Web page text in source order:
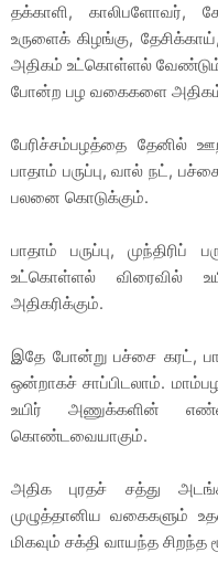
தக்காளி, காலிபளோவர்,
உருளைக் கிழங்கு,
அதிகம் உட்கொள்ளல்
போன்ற பழ வகைகளை
பேரிச்சம்பழத்தை தேனில்
பாதாம் பருப்பு, வால் நட்,
பலனை கொடுக்கும்.
பாதாம் பருப்பு, முந்திரிப்
உட்கொள்ளல் விரைவில்
அதிகரிக்கும்.
இதே போன்று பச்சை கரட்,
ஒன்றாகச் சாப்பிடலாம்.
உயிர் அணுக்களின்
கொண்டவையாகும்.
அதிக புரதச் சத்து
முழுத்தானிய வகைகளும்
மிகவும் சக்தி வாயந்த சிறந்த